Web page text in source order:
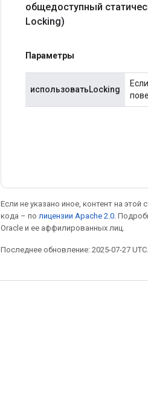
общедоступный
Locking)
Параметры
использоватьLocking
Если не указано иное, контент на этой
кода – по лицензии Apache 2.0 .
Oracle и ее аффилированных лиц.
Последнее обновление: 2025-07-27 UTC.